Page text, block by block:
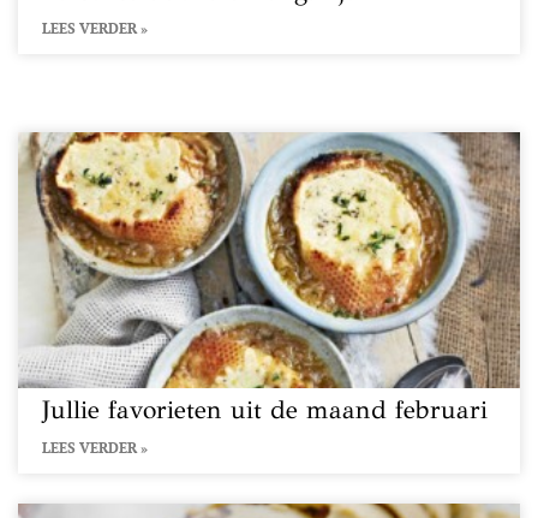
LEES VERDER »
Jullie favorieten uit de maand februari
LEES VERDER »